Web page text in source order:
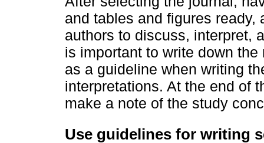
and tables and figures
authors to discuss, interpret,
is important to write down
as a guideline when writing
interpretations. At the end of
make a note of the study
Use guidelines for writing